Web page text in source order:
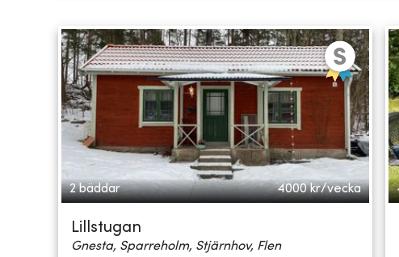
2 bäddar 4000 kr/vecka
Lillstugan
Gnesta, Sparreholm, Stjärnhov, Flen